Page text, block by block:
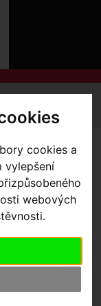
cookies a
vylepšení
webových
O
SLUŽBY
REGISTRACE
ZTRATILI
Shimano 105 Di2
-